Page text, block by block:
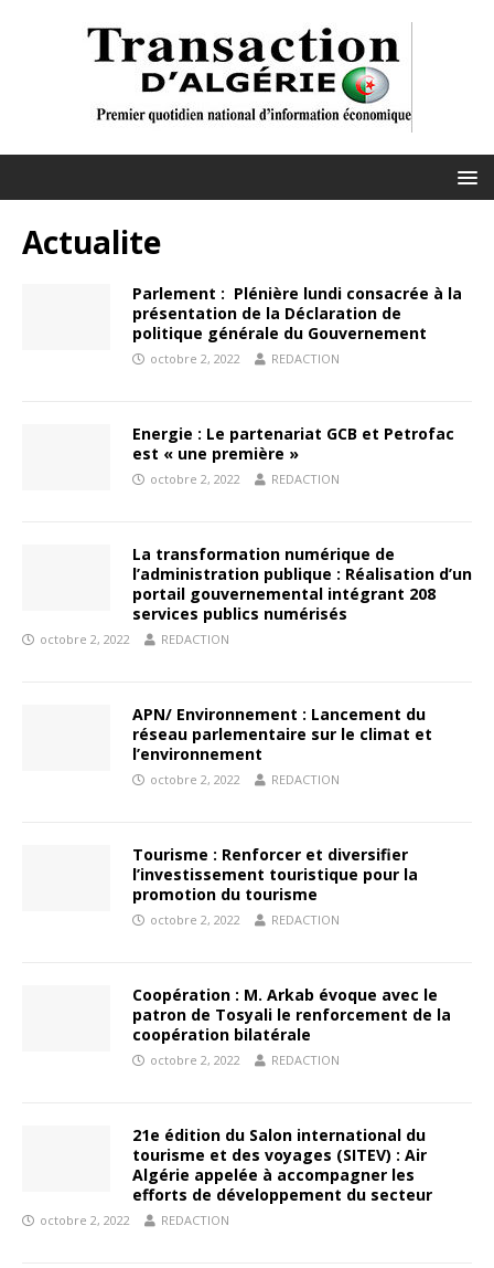
Actualite
Parlement : Plénière lundi consacrée à la
présentation de la Déclaration de
politique générale du Gouvernement
octobre 2, 2022 REDACTION
Energie : Le partenariat GCB et Petrofac
est « une première »
octobre 2, 2022 REDACTION
La transformation numérique de
l’administration publique : Réalisation d’un
portail gouvernemental intégrant 208
services publics numérisés
octobre 2, 2022 REDACTION
APN/ Environnement : Lancement du
réseau parlementaire sur le climat et
l’environnement
octobre 2, 2022 REDACTION
Tourisme : Renforcer et diversifier
l’investissement touristique pour la
promotion du tourisme
octobre 2, 2022 REDACTION
Coopération : M. Arkab évoque avec le
patron de Tosyali le renforcement de la
coopération bilatérale
octobre 2, 2022 REDACTION
21e édition du Salon international du
tourisme et des voyages (SITEV) : Air
Algérie appelée à accompagner les
efforts de développement du secteur
octobre 2, 2022 REDACTION